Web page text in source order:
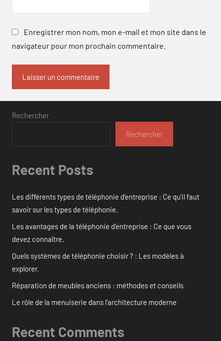
Enregistrer mon nom, mon e-mail et mon site dans le
navigateur pour mon prochain commentaire.
Rechercher
Rechercher
Recent Posts
Les différents types de téléphonie d’entreprise : Ce qu’il faut
savoir sur les types de téléphonie.
Les avantages de la téléphonie d’entreprise : Ce que vous
devez connaître.
Quels systèmes de téléphonie choisir ? : Les modèles à
explorer.
Réparation de meubles anciens : méthodes et conseils
Le rôle de la menuiserie dans l’architecture moderne
Recent Comments